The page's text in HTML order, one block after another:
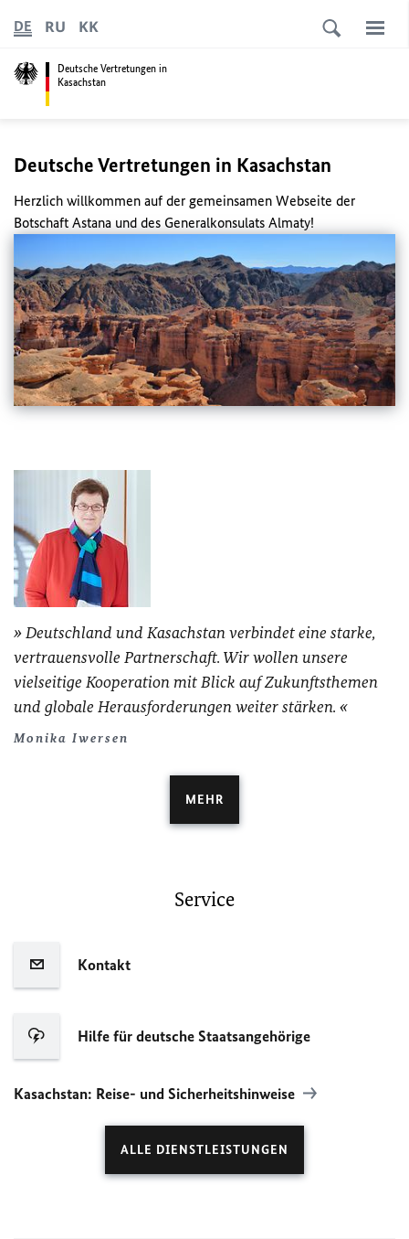
Deutsche Vertretungen in
Kasachstan
DE RU KK
Deutsche Vertretungen in Kasachstan
Herzlich willkommen auf der gemeinsamen Webseite der
Botschaft Astana und des Generalkonsulats Almaty!
Deutschland und Kasachstan verbindet eine starke,
vertrauensvolle Partnerschaft. Wir wollen unsere
vielseitige Kooperation mit Blick auf Zukunftsthemen
und globale Herausforderungen weiter stärken.
Monika Iwersen
MEHR
Service
Kontakt
Hilfe für deutsche Staatsangehörige
Kasachstan: Reise- und Sicherheitshinweise
ALLE DIENSTLEISTUNGEN